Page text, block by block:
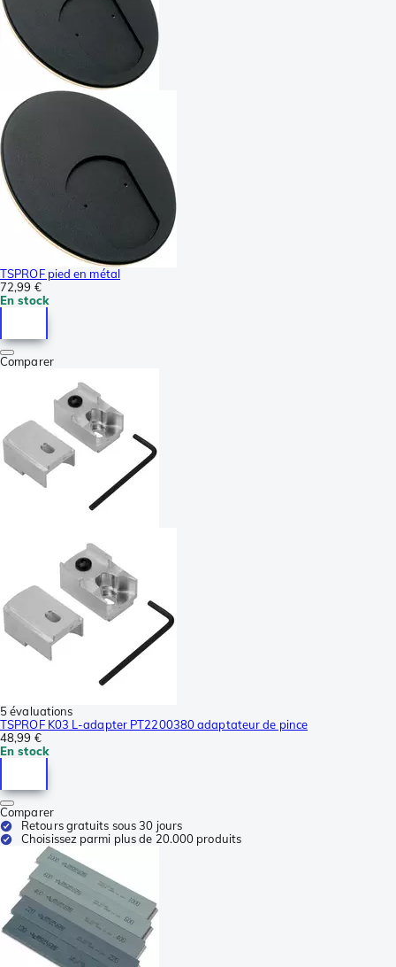
TSPROF pied en métal
72,99 €
En stock
Comparer
5 évaluations
TSPROF K03 L-adapter PT2200380 adaptateur de pince
48,99 €
En stock
Comparer
Retours gratuits sous 30 jours
Choisissez parmi plus de 20.000 produits